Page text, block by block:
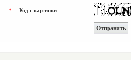
* Код с картинки